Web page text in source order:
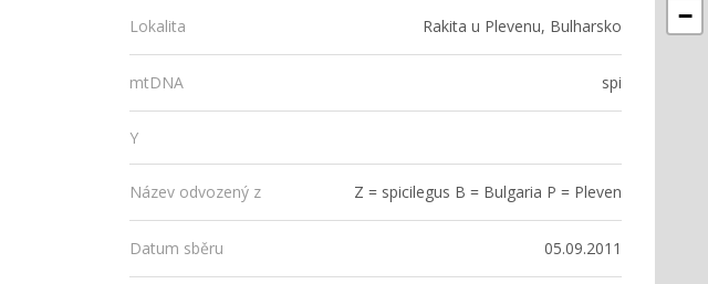
−
Lokalita Rakita u Plevenu, Bulharsko
mtDNA spi
Y
Název odvozený z Z = spicilegus B = Bulgaria P = Pleven
Datum sběru 05.09.2011